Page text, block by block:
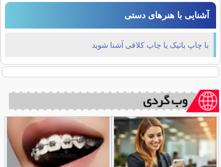
آشنایی با هنرهای دستی
با چاپ باتیک یا چاپ کلاقی آشنا شوید